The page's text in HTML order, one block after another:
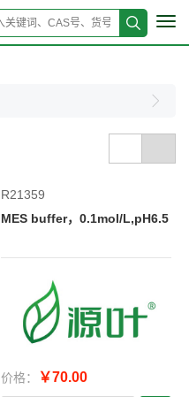
R21359
MES buffer，0.1mol/L,pH6.5
价格： ￥70.00